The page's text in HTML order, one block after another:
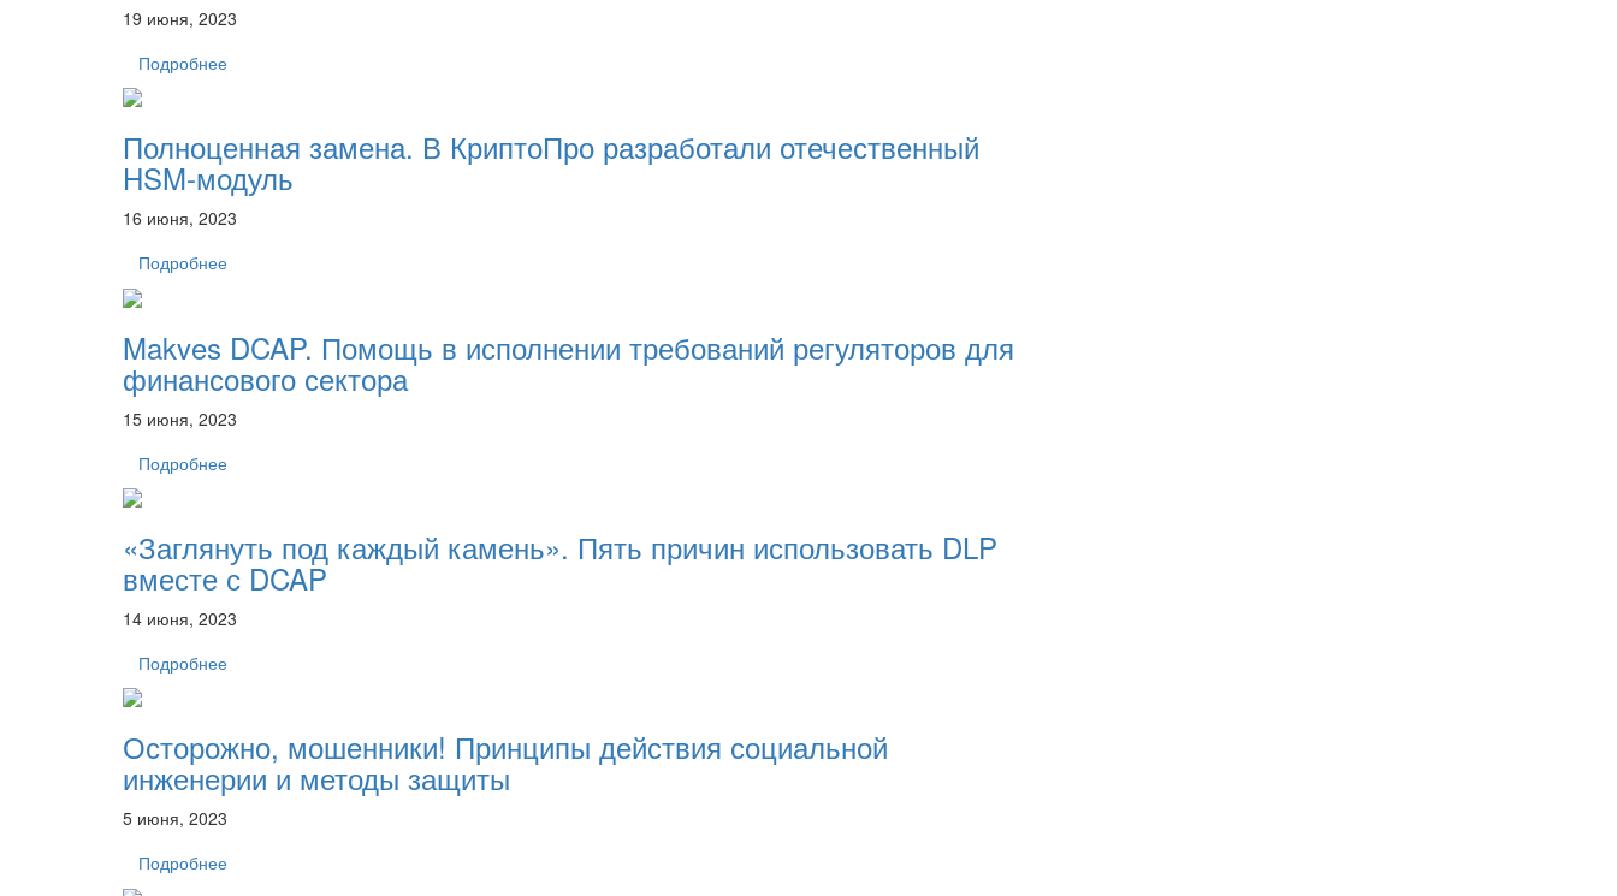
19 июня, 2023
Подробнее
Полноценная замена. В КриптоПро разработали отечественный
HSM-модуль
16 июня, 2023
Подробнее
Makves DCAP. Помощь в исполнении требований регуляторов для
финансового сектора
15 июня, 2023
Подробнее
«Заглянуть под каждый камень». Пять причин использовать DLP
вместе с DCAP
14 июня, 2023
Подробнее
Осторожно, мошенники! Принципы действия социальной
инженерии и методы защиты
5 июня, 2023
Подробнее